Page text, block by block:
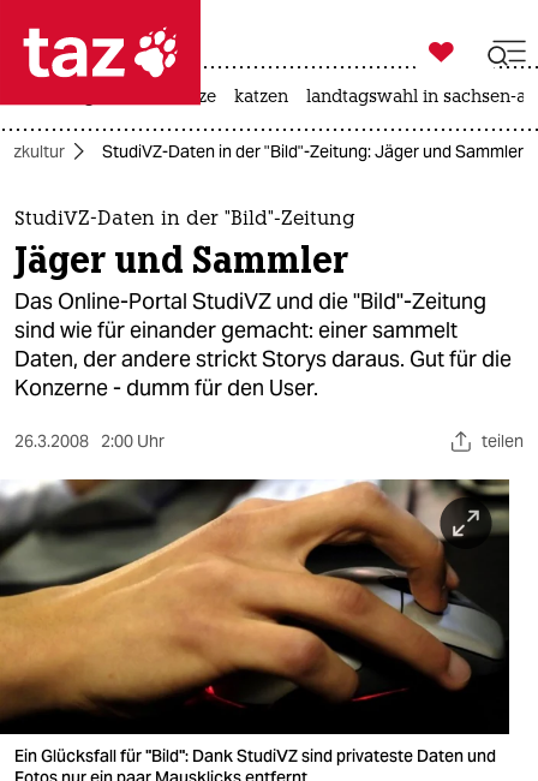
 taz zahl ich
taz zahl ich
themen
politik
öko
gesellschaft
kultur
sport
berlin
nord
wahrheit
verlag
verlag

taz zahl ich
hitze katzen landtagswahl in sachsen-
StudiVZ-Daten in der "Bild"-Zeitung: Jäger und Sammler
StudiVZ-Daten in der "Bild"-Zeitung
Jäger und Sammler
Das Online-Portal StudiVZ und die "Bild"-Zeitung
sind wie für einander gemacht: einer sammelt
Daten, der andere strickt Storys daraus. Gut für die
Konzerne - dumm für den User.
26.3.2008 2:00 Uhr teilen
Ein Glücksfall für "Bild": Dank StudiVZ sind privateste Daten und